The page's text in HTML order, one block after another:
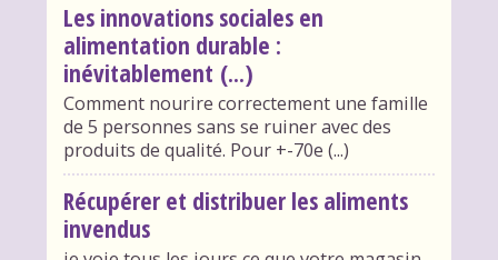
Les innovations sociales en
alimentation durable :
inévitablement (...)
Comment nourire correctement une famille
de 5 personnes sans se ruiner avec des
produits de qualité. Pour +-70e (...)
Récupérer et distribuer les aliments
invendus